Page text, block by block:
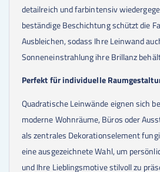
detailreich und farbintensiv
beständige Beschichtung schützt die
Ausbleichen, sodass Ihre Leinwand
Sonneneinstrahlung ihre Brillanz
Perfekt für individuelle
Quadratische Leinwände eignen sich
moderne Wohnräume, Büros oder
als zentrales Dekorationselement
eine ausgezeichnete Wahl, um
und Ihre Lieblingsmotive stilvoll zu